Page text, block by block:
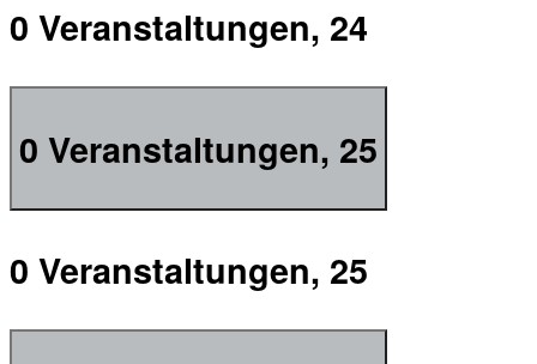
0 Veranstaltungen, 24
0 Veranstaltungen, 25
0 Veranstaltungen, 25